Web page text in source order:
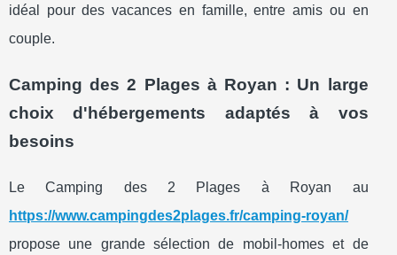
idéal pour des vacances en famille, entre amis ou en
couple.
Camping des 2 Plages à Royan : Un large
choix d'hébergements adaptés à vos
besoins
Le Camping des 2 Plages à Royan au
https://www.campingdes2plages.fr/camping-royan/
propose une grande sélection de mobil-homes et de